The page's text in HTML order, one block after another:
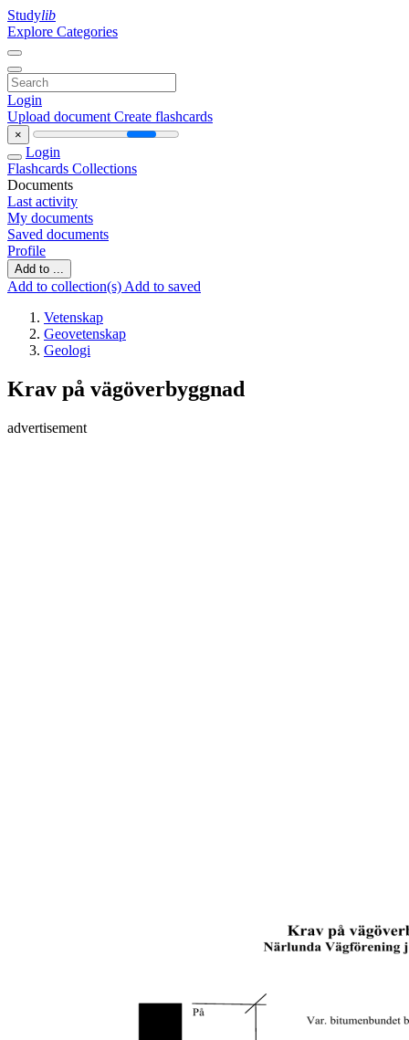
Studylib
Explore Categories
Login
Upload document Create flashcards
×
Login
Flashcards Collections
Documents
Last activity
My documents
Saved documents
Profile
Add to ...
Add to collection(s) Add to saved
Vetenskap
Geovetenskap
Geologi
Krav på vägöverbyggnad
advertisement